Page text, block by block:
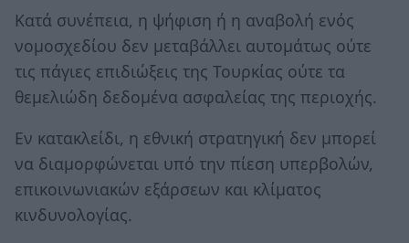
Κατά συνέπεια, η ψήφιση ή η αναβολή ενός
νομοσχεδίου δεν μεταβάλλει αυτομάτως ούτε
τις πάγιες επιδιώξεις της Τουρκίας ούτε τα
θεμελιώδη δεδομένα ασφαλείας της περιοχής.
Εν κατακλείδι, η εθνική στρατηγική δεν μπορεί
να διαμορφώνεται υπό την πίεση υπερβολών,
επικοινωνιακών εξάρσεων και κλίματος
κινδυνολογίας.